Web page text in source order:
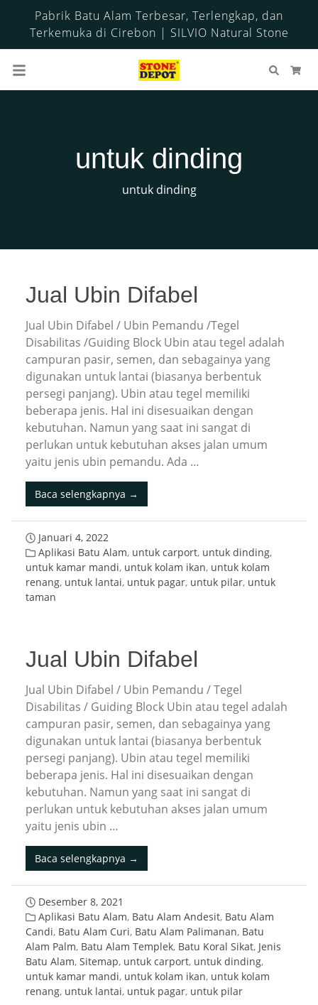
Pabrik Batu Alam Terbesar, Terlengkap, dan
Terkemuka di Cirebon | SILVIO Natural Stone
Cari
untuk dinding
untuk dinding
Jual Ubin Difabel
Jual Ubin Difabel / Ubin Pemandu /Tegel
Disabilitas /Guiding Block Ubin atau tegel adalah
campuran pasir, semen, dan sebagainya yang
digunakan untuk lantai (biasanya berbentuk
persegi panjang). Ubin atau tegel memiliki
beberapa jenis. Hal ini disesuaikan dengan
kebutuhan. Namun yang saat ini sangat di
perlukan untuk kebutuhan akses jalan umum
yaitu jenis ubin pemandu. Ada …
Baca selengkapnya →
Januari 4, 2022
Aplikasi Batu Alam, untuk carport, untuk dinding,
untuk kamar mandi, untuk kolam ikan, untuk kolam
renang, untuk lantai, untuk pagar, untuk pilar, untuk
taman
Jual Ubin Difabel
Jual Ubin Difabel / Ubin Pemandu / Tegel
Disabilitas / Guiding Block Ubin atau tegel adalah
campuran pasir, semen, dan sebagainya yang
digunakan untuk lantai (biasanya berbentuk
persegi panjang). Ubin atau tegel memiliki
beberapa jenis. Hal ini disesuaikan dengan
kebutuhan. Namun yang saat ini sangat di
perlukan untuk kebutuhan akses jalan umum
yaitu jenis ubin …
Baca selengkapnya →
Desember 8, 2021
Aplikasi Batu Alam, Batu Alam Andesit, Batu Alam
Candi, Batu Alam Curi, Batu Alam Palimanan, Batu
Alam Palm, Batu Alam Templek, Batu Koral Sikat, Jenis
Batu Alam, Sitemap, untuk carport, untuk dinding,
untuk kamar mandi, untuk kolam ikan, untuk kolam
renang, untuk lantai, untuk pagar, untuk pilar